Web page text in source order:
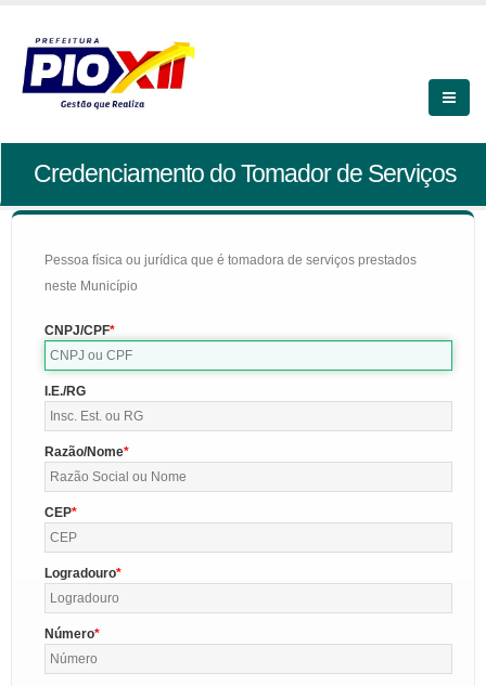
Credenciamento do Tomador de Serviços
Pessoa física ou jurídica que é tomadora de serviços prestados
neste Município
CNPJ/CPF
I.E./RG
Razão/Nome
CEP
Logradouro
Número